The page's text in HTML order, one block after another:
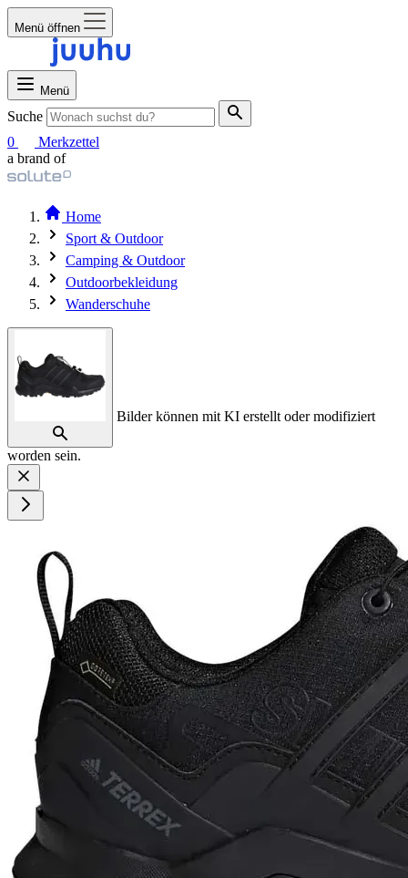
Menü öffnen
Menü
Suche
0
Merkzettel
a brand of
Home
Sport & Outdoor
Camping & Outdoor
Outdoorbekleidung
Wanderschuhe
Bilder können mit KI erstellt oder modifiziert
worden sein.